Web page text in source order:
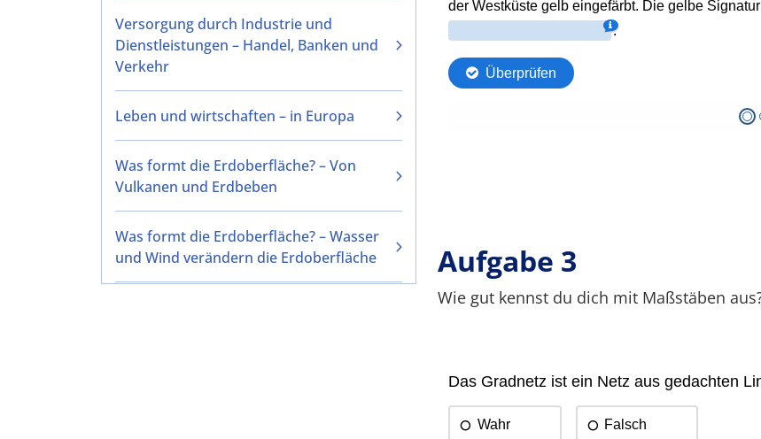
Versorgung durch Industrie und
Dienstleistungen – Handel, Banken und
Verkehr
Leben und wirtschaften – in Europa
Was formt die Erdoberfläche? – Von
Vulkanen und Erdbeben
Was formt die Erdoberfläche? – Wasser
und Wind verändern die Erdoberfläche
Aufgabe 3
Wie gut kennst du dich mit Maßstäben